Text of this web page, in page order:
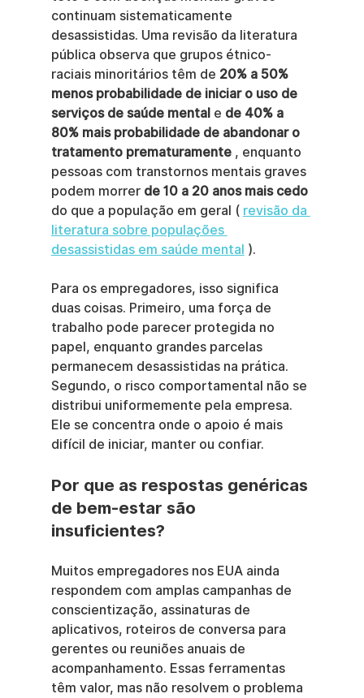
continuam sistematicamente
desassistidas. Uma revisão da literatura
pública observa que grupos étnico-
raciais minoritários têm de 20% a 50%
menos probabilidade de iniciar o uso de
serviços de saúde mental e de 40% a
80% mais probabilidade de abandonar o
tratamento prematuramente , enquanto
pessoas com transtornos mentais graves
podem morrer de 10 a 20 anos mais cedo
do que a população em geral ( revisão da
literatura sobre populações
desassistidas em saúde mental ).
Para os empregadores, isso significa
duas coisas. Primeiro, uma força de
trabalho pode parecer protegida no
papel, enquanto grandes parcelas
permanecem desassistidas na prática.
Segundo, o risco comportamental não se
distribui uniformemente pela empresa.
Ele se concentra onde o apoio é mais
difícil de iniciar, manter ou confiar.
Por que as respostas genéricas
de bem-estar são
insuficientes?
Muitos empregadores nos EUA ainda
respondem com amplas campanhas de
conscientização, assinaturas de
aplicativos, roteiros de conversa para
gerentes ou reuniões anuais de
acompanhamento. Essas ferramentas
têm valor, mas não resolvem o problema